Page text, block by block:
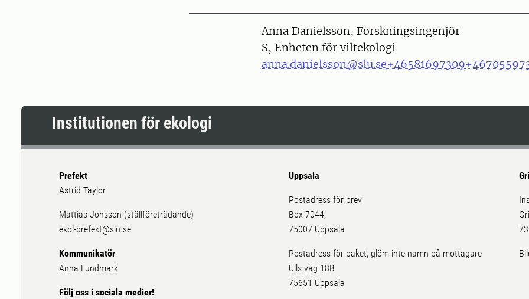
PersonAnna Danielsson, Forskningsingenjör
S, Enheten för viltekologi
anna.danielsson@slu.se+46581697309
Institutionen för ekologi
Prefekt
Astrid Taylor
Mattias Jonsson (ställföreträdande)
ekol-prefekt@slu.se
Kommunikatör
Anna Lundmark
Följ oss i sociala medier!
Uppsala
Postadress för brev
Box 7044,
75007 Uppsala
Postadress för paket, glöm inte namn på mottagare
Ulls väg 18B
75651 Uppsala